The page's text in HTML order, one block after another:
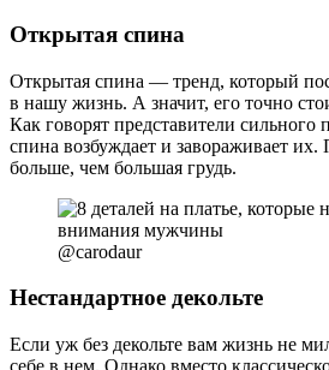
Открытая спина
Открытая спина — тренд, который
в нашу жизнь. А значит, его точно
Как говорят представители сильного
спина возбуждает и завораживает
больше, чем большая грудь.
@carodaur
Нестандартное декольте
Если уж без декольте вам жизнь не